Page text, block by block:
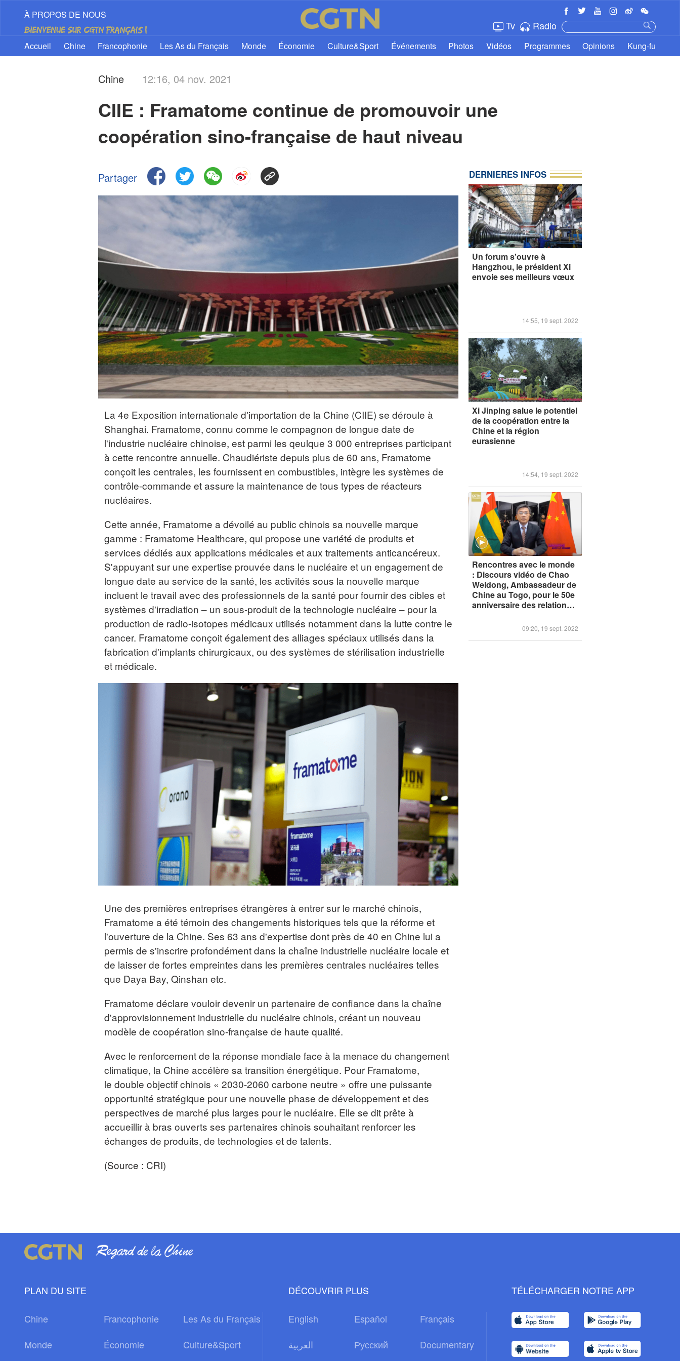
À PROPOS DE NOUS
Tv Radio
Accueil Chine Francophonie Les As du Français Monde Économie Culture&Sport Événements Photos Vidéos Programmes Opinions Kung-fu
Chine 12:16, 04 nov. 2021
CIIE : Framatome continue de promouvoir une
coopération sino-française de haut niveau
Partager
La 4e Exposition internationale d'importation de la Chine (CIIE) se déroule à
Shanghai. Framatome, connu comme le compagnon de longue date de
l'industrie nucléaire chinoise, est parmi les qeulque 3 000 entreprises participant
à cette rencontre annuelle. Chaudiériste depuis plus de 60 ans, Framatome
conçoit les centrales, les fournissent en combustibles, intègre les systèmes de
contrôle-commande et assure la maintenance de tous types de réacteurs
nucléaires.
Cette année, Framatome a dévoilé au public chinois sa nouvelle marque
gamme : Framatome Healthcare, qui propose une variété de produits et
services dédiés aux applications médicales et aux traitements anticancéreux.
S'appuyant sur une expertise prouvée dans le nucléaire et un engagement de
longue date au service de la santé, les activités sous la nouvelle marque
incluent le travail avec des professionnels de la santé pour fournir des cibles et
systèmes d'irradiation – un sous-produit de la technologie nucléaire – pour la
production de radio-isotopes médicaux utilisés notamment dans la lutte contre le
cancer. Framatome conçoit également des alliages spéciaux utilisés dans la
fabrication d'implants chirurgicaux, ou des systèmes de stérilisation industrielle
et médicale.
Une des premières entreprises étrangères à entrer sur le marché chinois,
Framatome a été témoin des changements historiques tels que la réforme et
l'ouverture de la Chine. Ses 63 ans d'expertise dont près de 40 en Chine lui a
permis de s'inscrire profondément dans la chaîne industrielle nucléaire locale et
de laisser de fortes empreintes dans les premières centrales nucléaires telles
que Daya Bay, Qinshan etc.
Framatome déclare vouloir devenir un partenaire de confiance dans la chaîne
d'approvisionnement industrielle du nucléaire chinois, créant un nouveau
modèle de coopération sino-française de haute qualité.
Avec le renforcement de la réponse mondiale face à la menace du changement
climatique, la Chine accélère sa transition énergétique. Pour Framatome,
le double objectif chinois « 2030-2060 carbone neutre » offre une puissante
opportunité stratégique pour une nouvelle phase de développement et des
perspectives de marché plus larges pour le nucléaire. Elle se dit prête à
accueillir à bras ouverts ses partenaires chinois souhaitant renforcer les
échanges de produits, de technologies et de talents.
(Source : CRI)
DERNIERES INFOS
Un forum s'ouvre à
Hangzhou, le président Xi
envoie ses meilleurs vœux
14:55, 19 sept. 2022
Xi Jinping salue le potentiel
de la coopération entre la
Chine et la région
eurasienne
14:54, 19 sept. 2022
Rencontres avec le monde
: Discours vidéo de Chao
Weidong, Ambassadeur de
Chine au Togo, pour le 50e
anniversaire des relations
09:20, 19 sept. 2022
PLAN DU SITE
Chine Francophonie
Les As du Français
Monde
Économie Culture&Sport
DÉCOUVRIR PLUS
English Español
Français
العربية
Русский Documentary
TÉLÉCHARGER NOTRE APP